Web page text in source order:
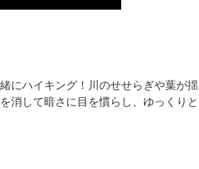
にハイキング！川のせせらぎや葉が揺
消して暗さに目を慣らし、ゆっくりと